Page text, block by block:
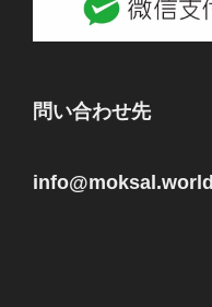
問い合わせ先
info@moksal.world